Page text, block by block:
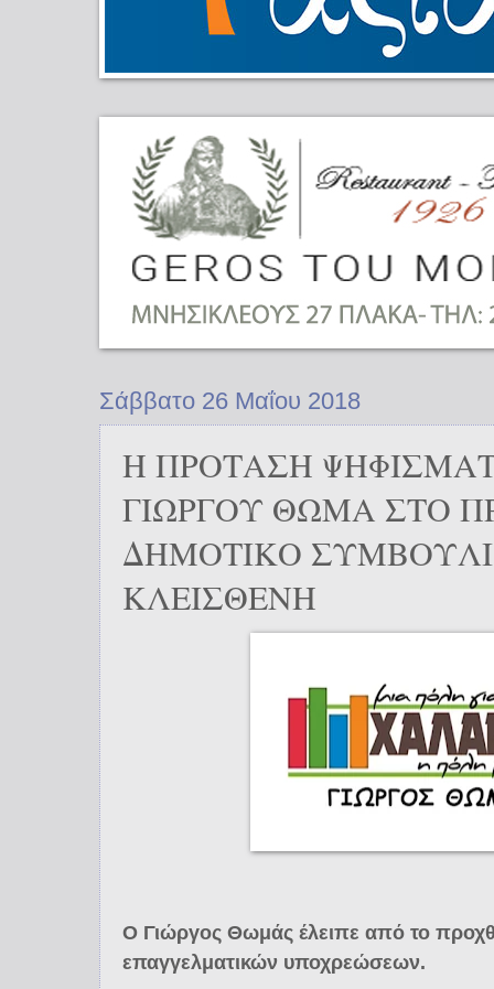
Σάββατο 26 Μαΐου 2018
Η ΠΡΟΤΑΣΗ
ΓΙΩΡΓΟΥ ΘΩΜΑ ΣΤΟ
ΔΗΜΟΤΙΚΟ
ΚΛΕΙΣΘΕΝΗ
Ο Γιώργος Θωμάς έλειπε από το
επαγγελματικών υποχρεώσεων.